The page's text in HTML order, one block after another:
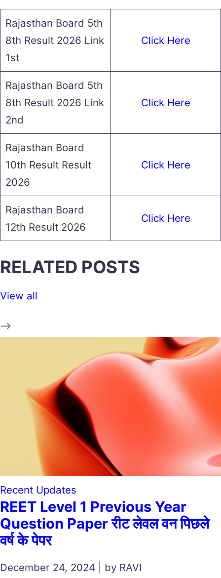
Rajasthan Board 5th
8th Result 2026 Link
1st
Click Here
Rajasthan Board 5th
8th Result 2026 Link
2nd
Click Here
Rajasthan Board
10th Result Result
2026
Click Here
Rajasthan Board
12th Result 2026
Click Here
RELATED POSTS
View all
Recent Updates
REET Level 1 Previous Year
Question Paper रीट लेवल वन पिछले
वर्ष के पेपर
December 24, 2024 | by RAVI